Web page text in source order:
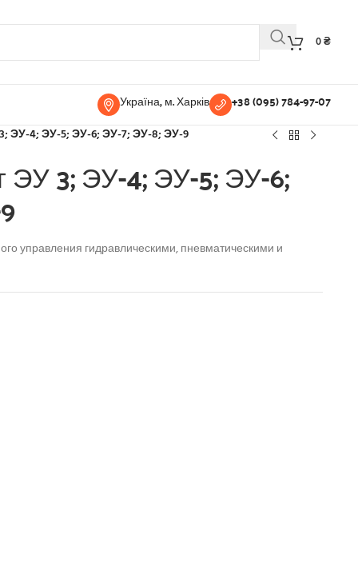
0₴
Україна, м. Харків +38 (095) 784-97-07
ЭУ-4; ЭУ-5; ЭУ-6; ЭУ-7; ЭУ-8; ЭУ-9
ЭУ 3; ЭУ-4; ЭУ-5; ЭУ-6;
управления гидравлическими, пневматическими и